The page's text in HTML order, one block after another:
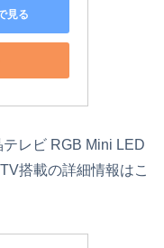
見る
レビ RGB Mini LED
搭載の詳細情報はこ